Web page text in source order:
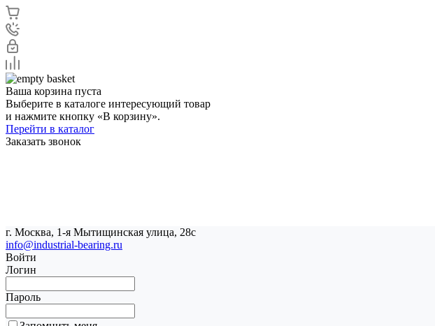
Ваша корзина пуста
Выберите в каталоге интересующий товар
и нажмите кнопку «В корзину».
Перейти в каталог
Заказать звонок
г. Москва, 1-я Мытищинская улица, 28с
info@industrial-bearing.ru
Войти
Логин
Пароль